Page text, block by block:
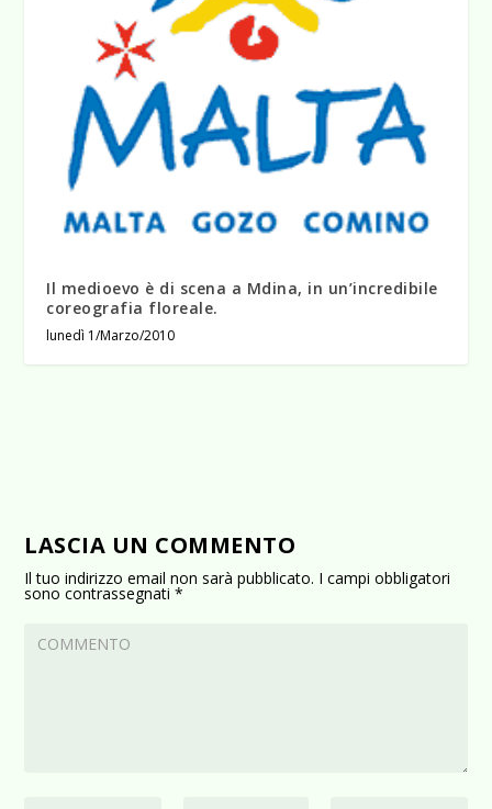
Il medioevo è di scena a Mdina, in un’incredibile
coreografia floreale.
lunedì 1/Marzo/2010
LASCIA UN COMMENTO
Il tuo indirizzo email non sarà pubblicato. I campi obbligatori
sono contrassegnati*